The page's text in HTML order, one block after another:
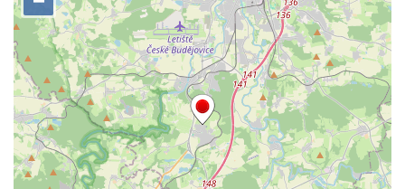
Hrob Petera Korgera a Petra Štindla na
hřbitově v Římově
Pomník obětem 1. světové války v Dolním
Předoníně
Pomník obětem 2. světové války v Plavu
Pamětní deska obětem 1. světové války v
Plavu